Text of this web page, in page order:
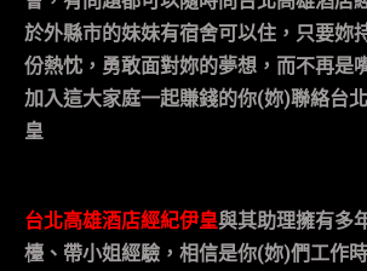
於外縣市的妹妹有宿舍可以住，只要妳
份熱忱，勇敢面對妳的夢想，而不再是
加入這大家庭一起賺錢的你(妳)聯絡台
皇
台北高雄酒店經紀伊皇與其助理擁有多
檯、帶小姐經驗，相信是你(妳)們工作